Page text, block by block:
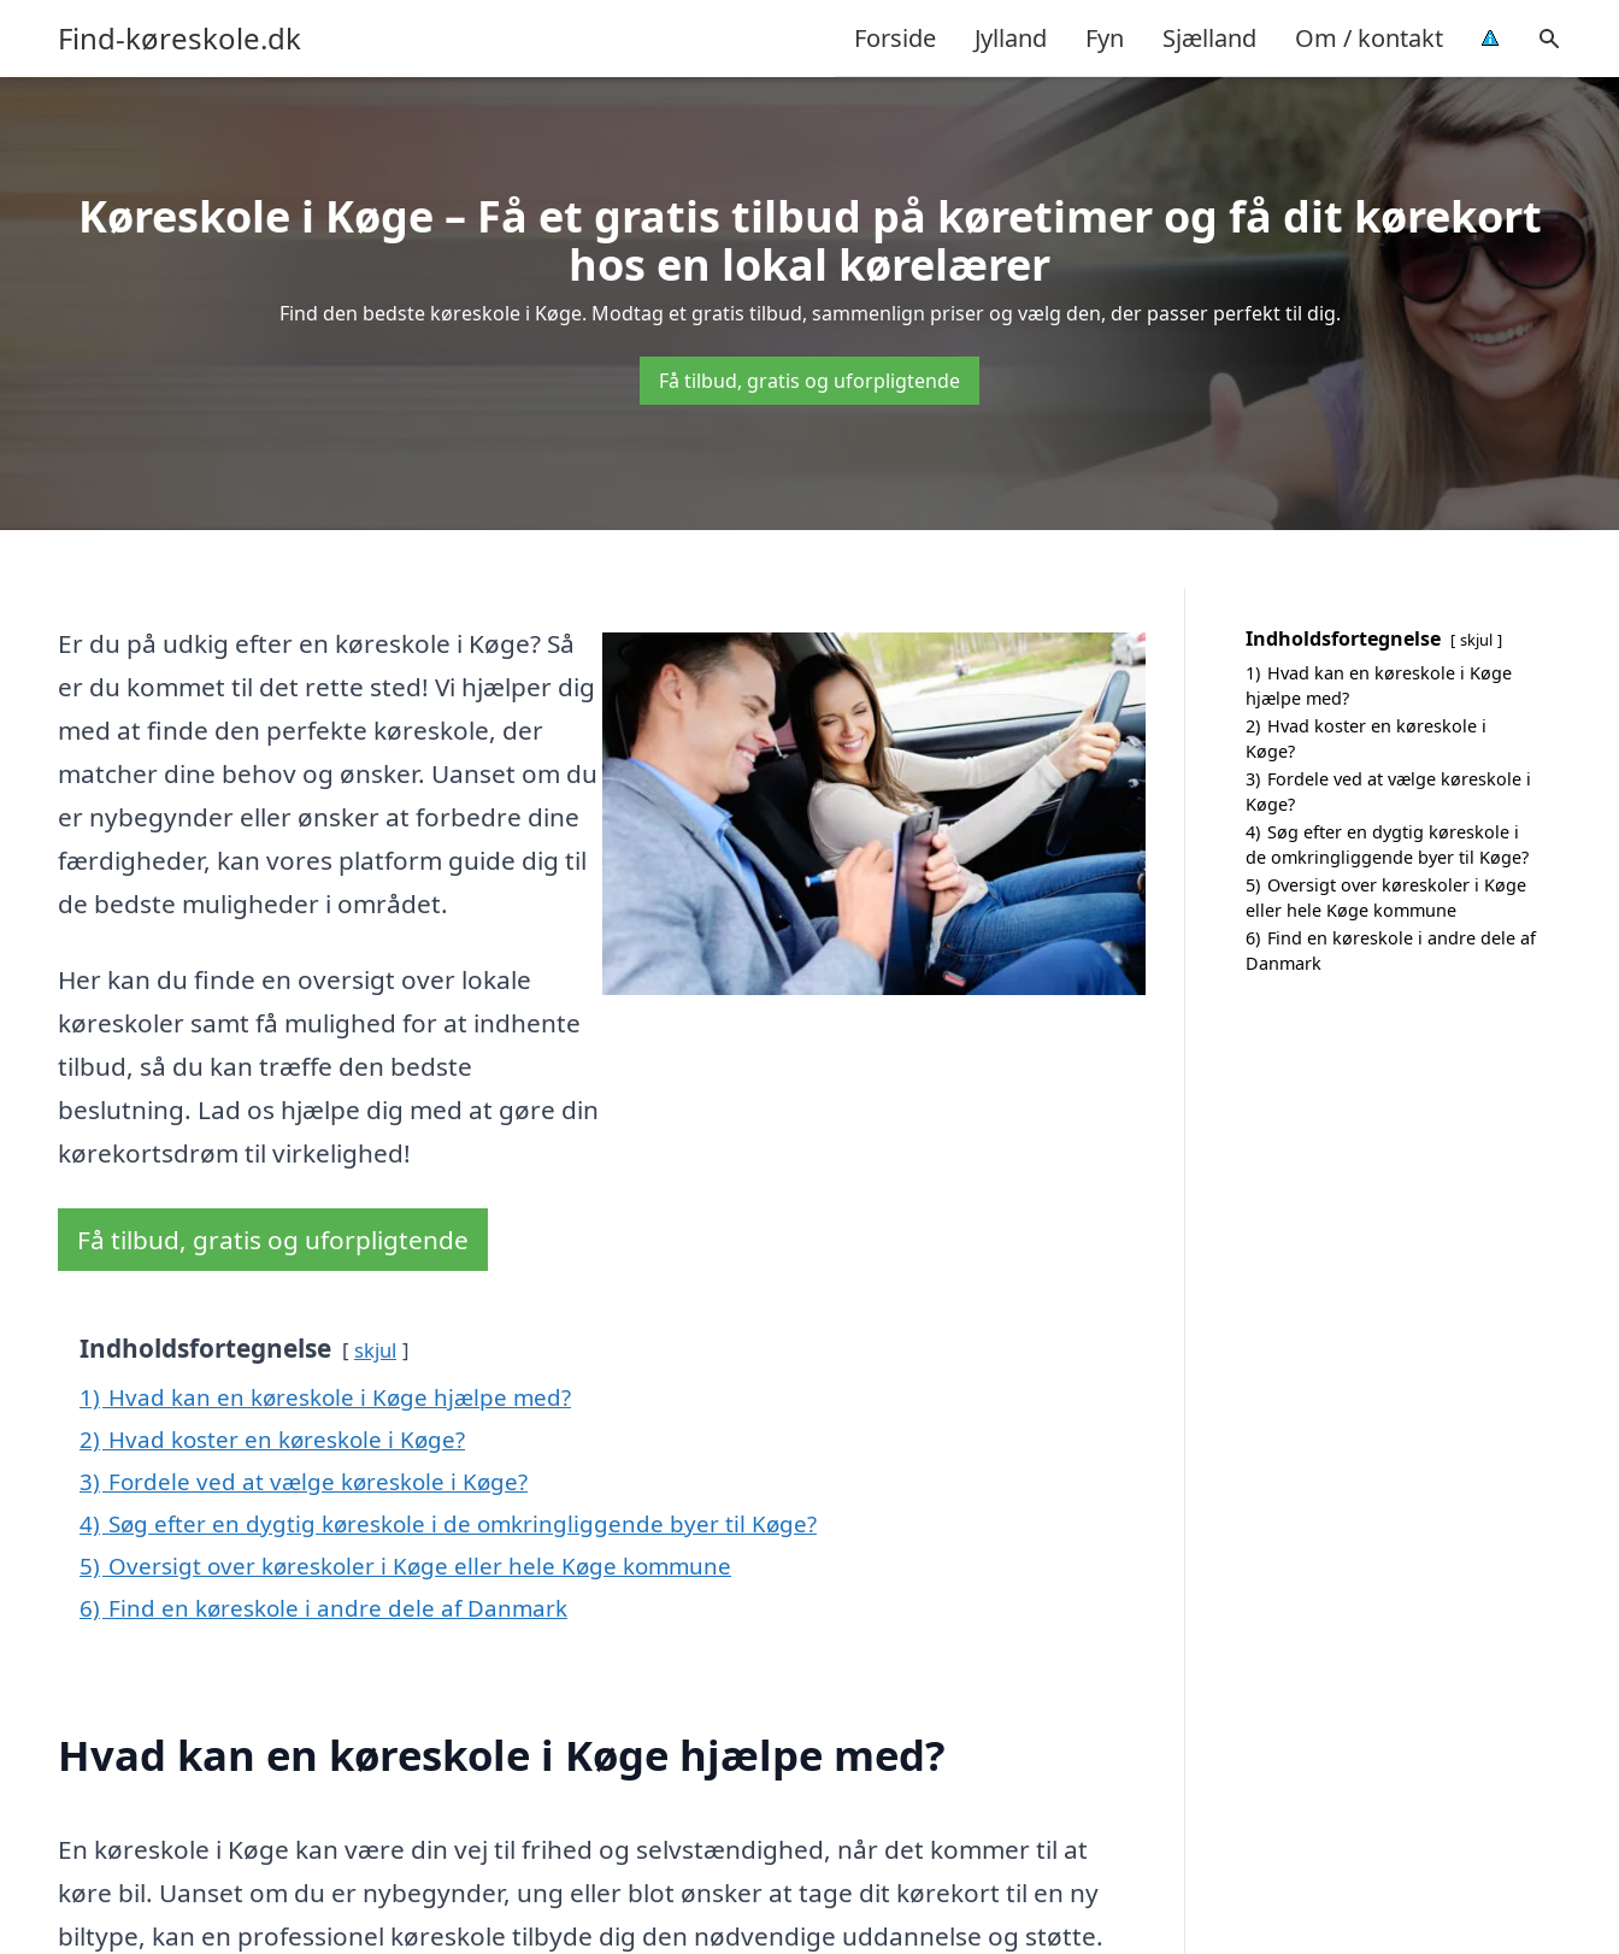
Find-køreskole.dk Forside Jylland Fyn Sjælland Om / kontakt
Køreskole i Køge – Få et gratis tilbud på køretimer og få dit kørekort
hos en lokal kørelærer
Find den bedste køreskole i Køge. Modtag et gratis tilbud, sammenlign priser og vælg den, der passer perfekt til dig.
Få tilbud, gratis og uforpligtende
Er du på udkig efter en køreskole i Køge? Så
er du kommet til det rette sted! Vi hjælper dig
med at finde den perfekte køreskole, der
matcher dine behov og ønsker. Uanset om du
er nybegynder eller ønsker at forbedre dine
færdigheder, kan vores platform guide dig til
de bedste muligheder i området.
Her kan du finde en oversigt over lokale
køreskoler samt få mulighed for at indhente
tilbud, så du kan træffe den bedste
beslutning. Lad os hjælpe dig med at gøre din
kørekortsdrøm til virkelighed!
Få tilbud, gratis og uforpligtende
Indholdsfortegnelse skjul
1) Hvad kan en køreskole i Køge hjælpe med?
2) Hvad koster en køreskole i Køge?
3) Fordele ved at vælge køreskole i Køge?
4) Søg efter en dygtig køreskole i de omkringliggende byer til Køge?
5) Oversigt over køreskoler i Køge eller hele Køge kommune
6) Find en køreskole i andre dele af Danmark
Hvad kan en køreskole i Køge hjælpe med?
En køreskole i Køge kan være din vej til frihed og selvstændighed, når det kommer til at
køre bil. Uanset om du er nybegynder, ung eller blot ønsker at tage dit kørekort til en ny
biltype, kan en professionel køreskole tilbyde dig den nødvendige uddannelse og støtte.
Indholdsfortegnelse skjul
1) Hvad kan en køreskole i Køge
hjælpe med?
2) Hvad koster en køreskole i
Køge?
3) Fordele ved at vælge køreskole i
Køge?
4) Søg efter en dygtig køreskole i
de omkringliggende byer til Køge?
5) Oversigt over køreskoler i Køge
eller hele Køge kommune
6) Find en køreskole i andre dele af
Danmark